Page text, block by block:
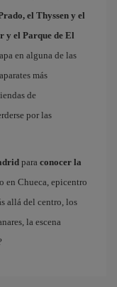
el Thyssen y el
y el Parque de El
en alguna de las
más
de
por las
para conocer la
en Chueca, epicentro
allá del centro, los
la escena